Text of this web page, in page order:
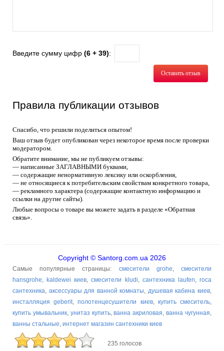
Введите сумму цифр (6 + 39):
Оставить отзыв
Правила публикации отзывов
Спасибо, что решили поделиться опытом!
Ваш отзыв будет опубликован через некоторое время после проверки
модератором.
Обратите внимание, мы не публикуем отзывы:
— написанные ЗАГЛАВНЫМИ буквами,
— содержащие ненормативную лексику или оскорбления,
— не относящиеся к потребительским свойствам конкретного товара,
— рекламного характера (содержащие контактную информацию и
ссылки на другие сайты).
Любые вопросы о товаре вы можете задать в разделе «Обратная
связь».
Copyright © Santorg.com.ua 2026
Самые популярные страницы: смесители grohe,смесители
hansgrohe, kaldewei киев,смесители kludi, сантехника laufen,roca
сантехника, аксессуары для ванной комнаты, душевая кабина киев,
инсталляция geberit,полотенцесушители киев, купить смеситель,
купить умывальник, унитаз купить,ванна акриловая,ванна чугунная,
ванны стальные, интернет магазин сантехники киев
235 голосов